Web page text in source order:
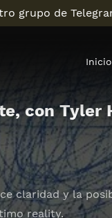
grupo de
Inicio
con Tyler
claridad y la
reality.